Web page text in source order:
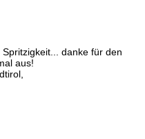
danke für den
aus!